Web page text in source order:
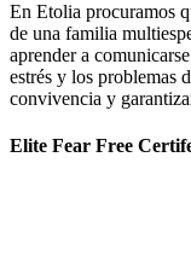
En Etolia procuramos
de una familia
aprender a
estrés y los problemas
convivencia y
Elite Fear Free